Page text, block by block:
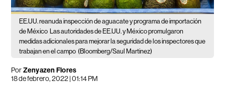
EE.UU. reanuda inspección de aguacate y programa de importación
de México Las autoridades de EE.UU. y México promulgaron
medidas adicionales para mejorar la seguridad de los inspectores que
trabajan en el campo (Bloomberg/Saul Martinez)
PorZenyazen Flores
18 de febrero, 2022 | 01:14 PM